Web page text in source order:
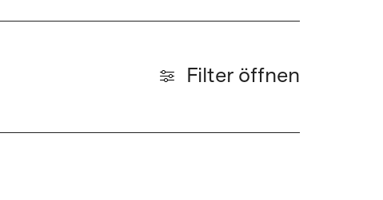
Filter öffnen